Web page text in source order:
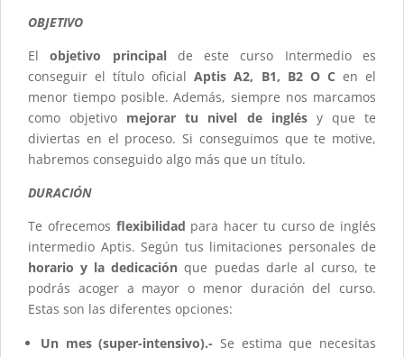
OBJETIVO
Elobjetivo principalde este curso Intermedio es
conseguir el título oficialAptis A2, B1, B2 O C en el
menor tiempo posible. Además, siempre nos marcamos
como objetivo mejorar tu nivel de inglésy que te
diviertas en el proceso. Si conseguimos que te motive,
habremos conseguido algo más que un título.
DURACIÓN
Te ofrecemos flexibilidad para hacer tu curso de inglés
intermedio Aptis. Según tus limitaciones personales de
horario y la dedicación que puedas darle al curso, te
podrás acoger a mayor o menor duración del curso.
Estas son las diferentes opciones:
Un mes (super-intensivo).- Se estima que necesitas